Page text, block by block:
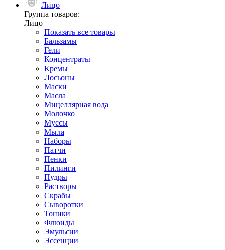
Лицо
Группа товаров:
Лицо
Показать все товары
Бальзамы
Гели
Концентраты
Кремы
Лосьоны
Маски
Масла
Мицеллярная вода
Молочко
Муссы
Мыла
Наборы
Патчи
Пенки
Пилинги
Пудры
Растворы
Скрабы
Сыворотки
Тоники
Флюиды
Эмульсии
Эссенции